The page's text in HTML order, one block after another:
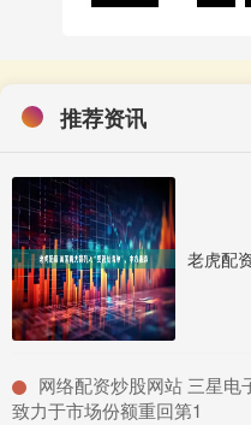
推荐资讯
网络配资炒股网站 三星
致力于市场份额重回第1